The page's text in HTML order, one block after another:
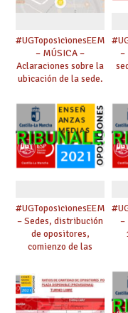
– MÚSICA –
Aclaraciones sobre la
ubicación de la sede.
–
y
– Sedes, distribución
de opositores,
comienzo de las
composición de
tribunales.
–